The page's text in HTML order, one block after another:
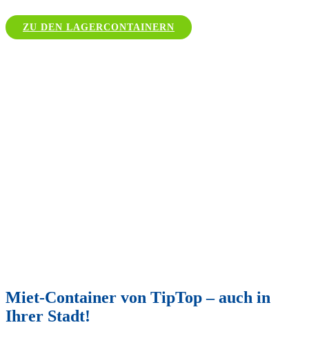
ZU DEN LAGERCONTAINERN
Miet-Container von TipTop – auch in
Ihrer Stadt!